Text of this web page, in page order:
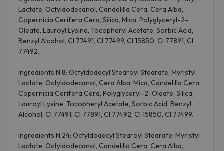
Lactate, Octyldodecanol, Candelilla Cera, Cera Alba,
Copernicia Cerifera Cera, Silica, Mica, Polyglyceryl-2-
Oleate, Lauroyl Lysine, Tocopheryl Acetate, Sorbic Acid,
Benzyl Alcohol, CI 77491, CI 77499, CI 15850, CI 77891, CI
77492.
Ingredients N.8: Octyldodecyl Stearoyl Stearate, Myristyl
Lactate, Octyldodecanol, Cera Alba, Mica, Candelilla Cera,
Copernicia Cerifera Cera, Polyglyceryl-2-Oleate, Silica,
Lauroyl Lysine, Tocopheryl Acetate, Sorbic Acid, Benzyl
Alcohol, CI 77491, CI 77891, CI 77492, CI 15850, CI 77499.
Ingredients N.24: Octyldodecyl Stearoyl Stearate, Myristyl
Lactate, Octyldodecanol, Candelilla Cera, Cera Alba,